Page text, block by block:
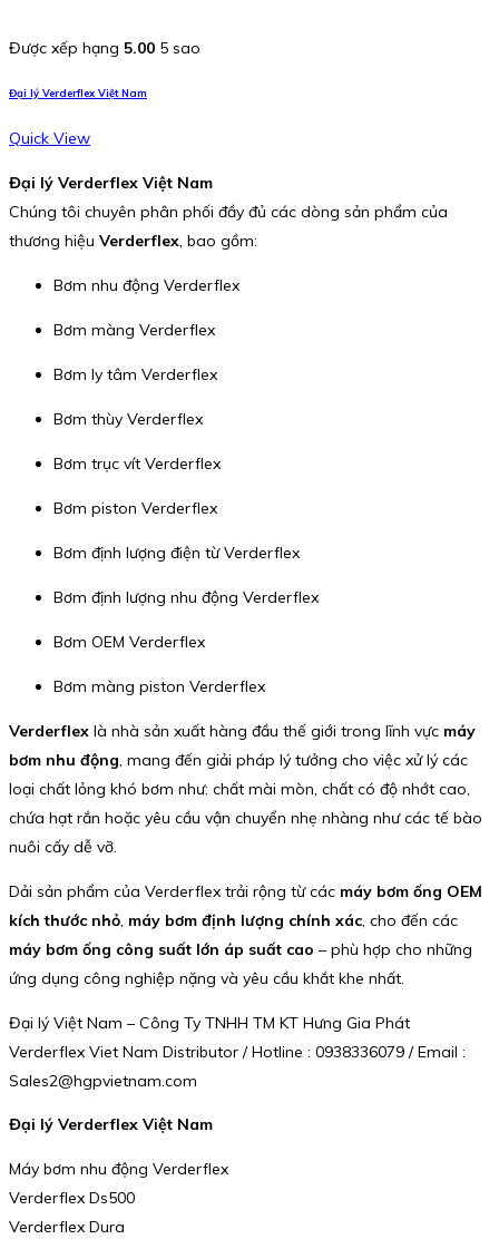
Được xếp hạng 5.00 5 sao
Đại lý Verderflex Việt Nam
Quick View
Đại lý Verderflex Việt Nam
Chúng tôi chuyên phân phối đầy đủ các dòng sản phẩm của
thương hiệu Verderflex, bao gồm:
Bơm nhu động Verderflex
Bơm màng Verderflex
Bơm ly tâm Verderflex
Bơm thùy Verderflex
Bơm trục vít Verderflex
Bơm piston Verderflex
Bơm định lượng điện từ Verderflex
Bơm định lượng nhu động Verderflex
Bơm OEM Verderflex
Bơm màng piston Verderflex
Verderflex là nhà sản xuất hàng đầu thế giới trong lĩnh vực máy
bơm nhu động, mang đến giải pháp lý tưởng cho việc xử lý các
loại chất lỏng khó bơm như: chất mài mòn, chất có độ nhớt cao,
chứa hạt rắn hoặc yêu cầu vận chuyển nhẹ nhàng như các tế bào
nuôi cấy dễ vỡ.
Dải sản phẩm của Verderflex trải rộng từ các máy bơm ống OEM
kích thước nhỏ, máy bơm định lượng chính xác, cho đến các
máy bơm ống công suất lớn áp suất cao – phù hợp cho những
ứng dụng công nghiệp nặng và yêu cầu khắt khe nhất.
Đại lý Việt Nam – Công Ty TNHH TM KT Hưng Gia Phát
Verderflex Viet Nam Distributor / Hotline : 0938336079 / Email :
Sales2@hgpvietnam.com
Đại lý Verderflex Việt Nam
Máy bơm nhu động Verderflex
Verderflex Ds500
Verderflex Dura